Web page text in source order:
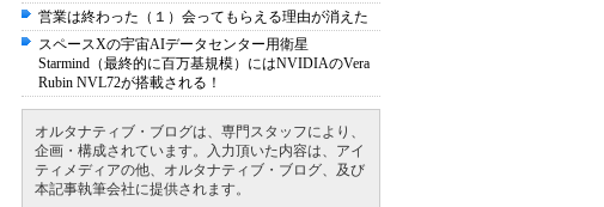
営業は終わった（１）会ってもらえる理由が消えた
スペースXの宇宙AIデータセンター用衛星
Starmind（最終的に百万基規模）にはNVIDIAのVera
Rubin NVL72が搭載される！
オルタナティブ・ブログは、専門スタッフにより、
企画・構成されています。入力頂いた内容は、アイ
ティメディアの他、オルタナティブ・ブログ、及び
本記事執筆会社に提供されます。